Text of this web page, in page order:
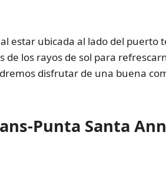
estar ubicada al lado del puerto
los rayos de sol para
disfrutar de una buena
Punta Santa